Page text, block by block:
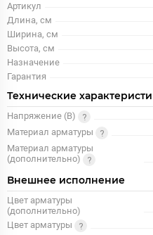
Артикул
Длина, см
Ширина, см
Высота, см
Назначение
Гарантия
Технические
Напряжение (В)
Материал арматуры
Материал арматуры
(дополнительно)
Внешнее исполнение
Цвет арматуры
(дополнительно)
Цвет арматуры